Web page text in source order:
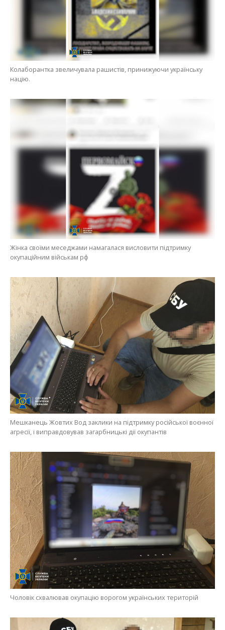
Колаборантка звеличувала рашистів, принижуючи українську
націю.
Жінка своїми меседжами намагалася висловити підтримку
окупаційним військам рф
Мешканець Жовтих Вод заклики на підтримку російської воєнної
агресії, і виправдовував загарбницькі дії окупантів
Чоловік схвалював окупацію ворогом українських територій